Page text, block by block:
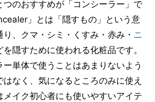
つのおすすめが「コンシーラー」で
」とは「隠すもの」という意
、クマ・シミ・くすみ・赤み・ ニ
隠すために使われる化粧品です。
単体で使うことはあまりないよう
なく、気になるところのみに使え
メイク初心者にも使いやすいアイテ